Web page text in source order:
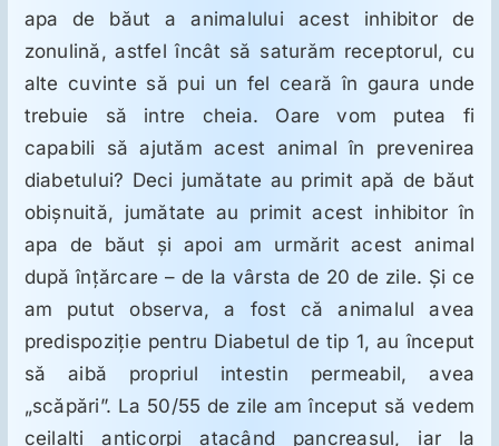
apa de băut a animalului acest inhibitor de
zonulină, astfel încât să saturăm receptorul, cu
alte cuvinte să pui un fel ceară în gaura unde
trebuie să intre cheia. Oare vom putea fi
capabili să ajutăm acest animal în prevenirea
diabetului? Deci jumătate au primit apă de băut
obişnuită, jumătate au primit acest inhibitor în
apa de băut şi apoi am urmărit acest animal
după înţărcare – de la vârsta de 20 de zile. Şi ce
am putut observa, a fost că animalul avea
predispoziţie pentru Diabetul de tip 1, au început
să aibă propriul intestin permeabil, avea
„scăpări”. La 50/55 de zile am început să vedem
ceilalţi anticorpi atacând pancreasul, iar la